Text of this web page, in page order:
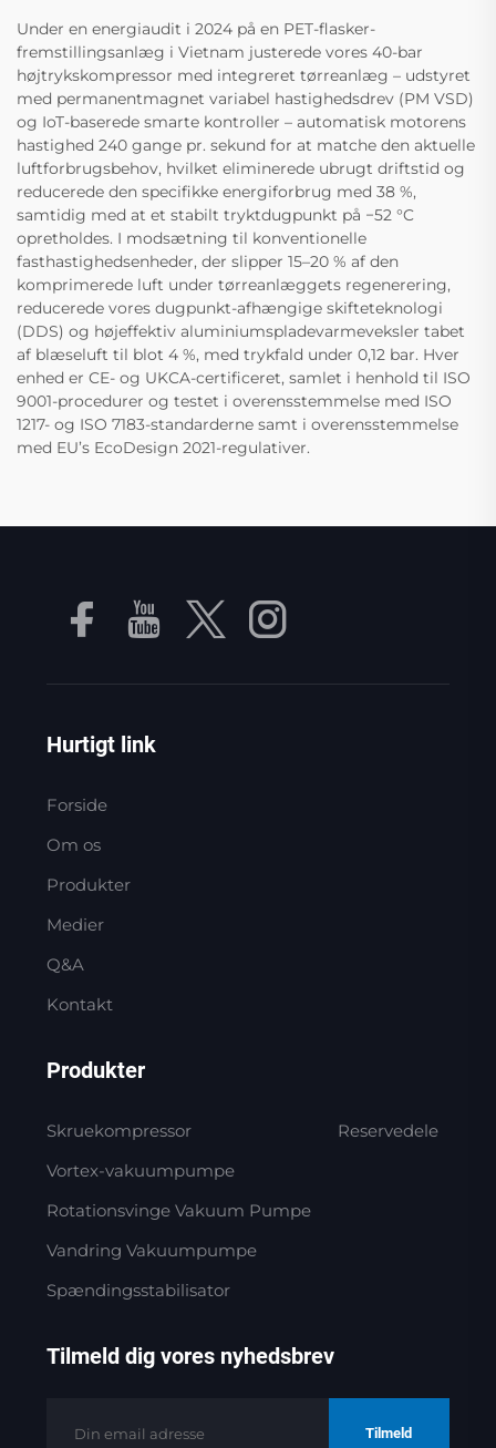
Under en energiaudit i 2024 på en PET-flasker-
fremstillingsanlæg i Vietnam justerede vores 40-bar
højtrykskompressor med integreret tørreanlæg – udstyret
med permanentmagnet variabel hastighedsdrev (PM VSD)
og IoT-baserede smarte kontroller – automatisk motorens
hastighed 240 gange pr. sekund for at matche den aktuelle
luftforbrugsbehov, hvilket eliminerede ubrugt driftstid og
reducerede den specifikke energiforbrug med 38 %,
samtidig med at et stabilt tryktdugpunkt på −52 °C
opretholdes. I modsætning til konventionelle
fasthastighedsenheder, der slipper 15–20 % af den
komprimerede luft under tørreanlæggets regenerering,
reducerede vores dugpunkt-afhængige skifteteknologi
(DDS) og højeffektiv aluminiumspladevarmeveksler tabet
af blæseluft til blot 4 %, med trykfald under 0,12 bar. Hver
enhed er CE- og UKCA-certificeret, samlet i henhold til ISO
9001-procedurer og testet i overensstemmelse med ISO
1217- og ISO 7183-standarderne samt i overensstemmelse
med EU’s EcoDesign 2021-regulativer.
Hurtigt link
Forside
Om os
Produkter
Medier
Q&A
Kontakt
Produkter
Skruekompressor
Vortex-vakuumpumpe
Rotationsvinge Vakuum Pumpe
Vandring Vakuumpumpe
Spændingsstabilisator
Reservedele
Tilmeld dig vores nyhedsbrev
Tilmeld